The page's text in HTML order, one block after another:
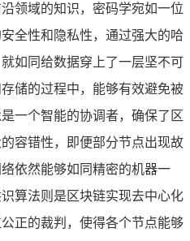
领域的知识，密码学宛如一位
全性和隐私性，通过强大的哈
如同给数据穿上了一层坚不可
储的过程中，能够有效避免被
一个智能的协调者，确保了区
容错性，即便部分节点出现故
依然能够如同精密的机器一
算法则是区块链实现去中心化
正的裁判，使得各个节点能够